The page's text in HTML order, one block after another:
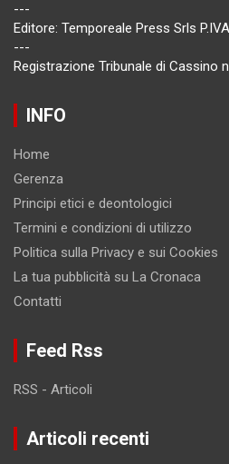
---
Editore: Temporeale Press Srls
---
Registrazione Tribunale di Cassino
INFO
Home
Gerenza
Principi etici e deontologici
Termini e condizioni di utilizzo
Politica sulla Privacy e sui Cookies
La tua pubblicità su La Cronaca
Contatti
Feed Rss
RSS - Articoli
Articoli recenti